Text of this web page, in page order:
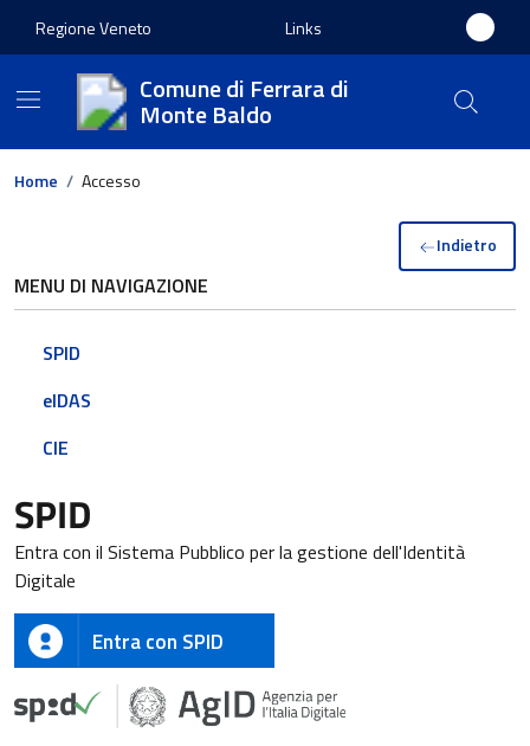
Regione Veneto Links
Comune di Ferrara di
Monte Baldo
Home / Accesso
Indietro
MENU DI NAVIGAZIONE
SPID
eIDAS
CIE
SPID
Entra con il Sistema Pubblico per la gestione dell'Identità
Digitale
Entra con SPID